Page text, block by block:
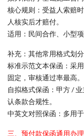
核心规则：受益人索赔
人核实后才赔付。
适用：民间合作、小型
补充：其他常用格式划分
标准示范文本保函：采
固定，审核通过率最高。
自拟格式保函：甲方 /
认条款合规性。
中英文对照保函：多用
三、预付款保函通用办理